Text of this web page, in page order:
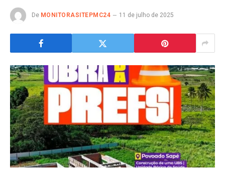
De MONITORASITEPMC24 11 de julho de 2025